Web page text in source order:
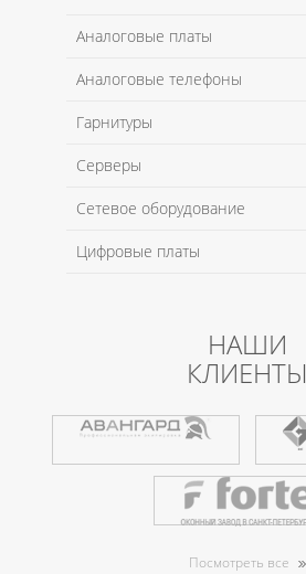
Аналоговые платы
Аналоговые телефоны
Гарнитуры
Серверы
Сетевое оборудование
Цифровые платы
НАШИ
КЛИЕНТЫ
Посмотреть все